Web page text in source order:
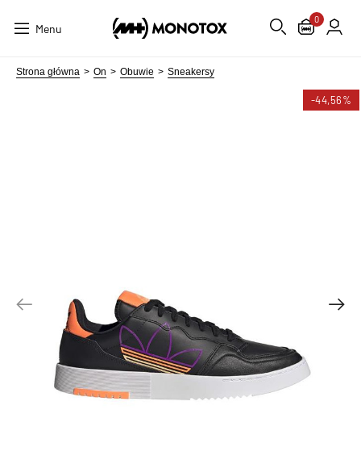
Menu
0
Strona główna On Obuwie Sneakersy
-44,56%